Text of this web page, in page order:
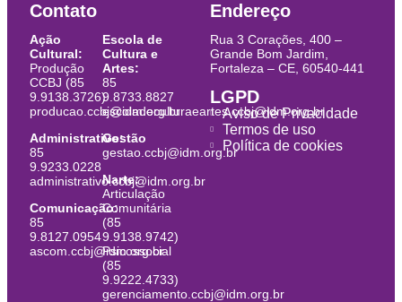
Contato
Ação
Cultural:
Produção
CCBJ (85
9.9138.3726)
producao.ccbj@idm.org.br
Administrativo:
85
9.9233.0228
administrativo.ccbj@idm.org.br
Comunicação:
85
9.8127.0954
ascom.ccbj@idm.org.br
Escola de
Cultura e
Artes:
85
9.8733.8827
escoladeculturaeartes.ccbj@idm.org.br
Gestão
gestao.ccbj@idm.org.br
Narte:
Articulação
Comunitária
(85
9.9138.9742)
Psicossocial
(85
9.9222.4733)
gerenciamento.ccbj@idm.org.br
Endereço
Rua 3 Corações, 400 –
Grande Bom Jardim,
Fortaleza – CE, 60540-441
LGPD
Aviso de Privacidade
Termos de uso
Política de cookies